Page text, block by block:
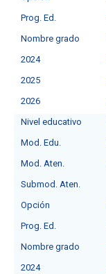
Prog. Ed.
Nombre grado
2024
2025
2026
Nivel educativo
Mod. Edu.
Mod. Aten.
Submod. Aten.
Opción
Prog. Ed.
Nombre grado
2024